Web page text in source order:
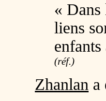
«
liens
(réf.)
Zhanlan a